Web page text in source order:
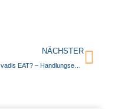
NÄCHSTER
Quo vadis EAT? – Handlungsempfehlungen am Beispiel netdoktor.de (Teil 2 von 3)